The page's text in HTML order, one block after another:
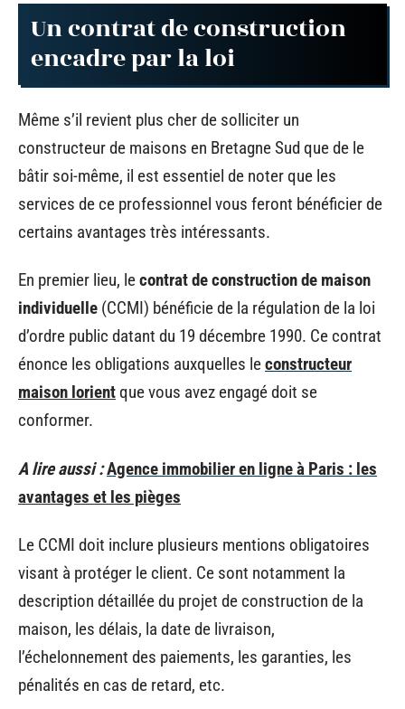
Un contrat de construction
encadre par la loi
Même s’il revient plus cher de solliciter un
constructeur de maisons en Bretagne Sud que de le
bâtir soi-même, il est essentiel de noter que les
services de ce professionnel vous feront bénéficier de
certains avantages très intéressants.
En premier lieu, lecontrat de construction de maison
individuelle (CCMI) bénéficie de la régulation de la loi
d’ordre public datant du 19 décembre 1990. Ce contrat
énonce les obligations auxquelles leconstructeur
maison lorientque vous avez engagé doit se
conformer.
A lire aussi :Agence immobilier en ligne à Paris : les
avantages et les pièges
Le CCMI doit inclure plusieurs mentions obligatoires
visant à protéger le client. Ce sont notamment la
description détaillée du projet de construction de la
maison, les délais, la date de livraison,
l’échelonnement des paiements, les garanties, les
pénalités en cas de retard, etc.